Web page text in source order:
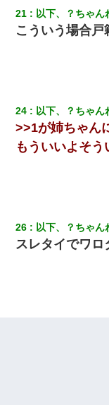
21 以下、？ちゃん
こういう場合戸
24 以下、？ちゃん
>>1が姉ちゃん
もういいよそう
26 以下、？ちゃん
スレタイでワロ